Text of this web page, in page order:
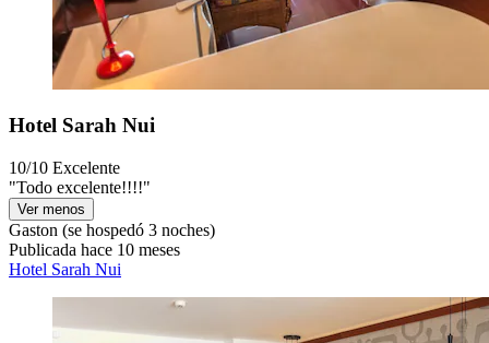
Hotel Sarah Nui
10/10 Excelente
"Todo excelente!!!!"
Ver menos
Gaston (se hospedó 3 noches)
Publicada hace 10 meses
Hotel Sarah Nui